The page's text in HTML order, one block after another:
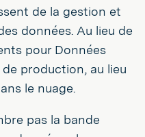
de la gestion et
données. Au lieu de
pour Données
production, au lieu
le nuage.
pas la bande